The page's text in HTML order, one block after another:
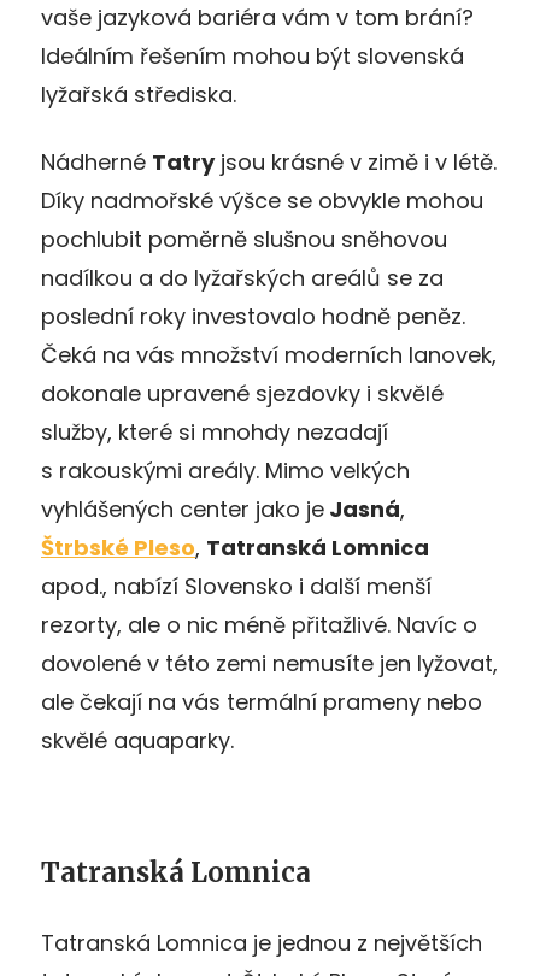
vaše jazyková bariéra vám v tom brání?
Ideálním řešením mohou být slovenská
lyžařská střediska.
Nádherné Tatryjsou krásné v zimě i v létě.
Díky nadmořské výšce se obvykle mohou
pochlubit poměrně slušnou sněhovou
nadílkou a do lyžařských areálů se za
poslední roky investovalo hodně peněz.
Čeká na vás množství moderních lanovek,
dokonale upravené sjezdovky i skvělé
služby, které si mnohdy nezadají
s rakouskými areály. Mimo velkých
vyhlášených center jako je Jasná,
Štrbské Pleso, Tatranská Lomnica
apod., nabízí Slovensko i další menší
rezorty, ale o nic méně přitažlivé. Navíc o
dovolené v této zemi nemusíte jen lyžovat,
ale čekají na vás termální prameny nebo
skvělé aquaparky.
Tatranská Lomnica
Tatranská Lomnica je jednou z největších